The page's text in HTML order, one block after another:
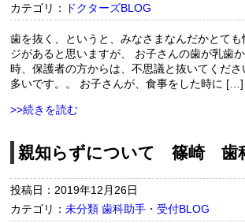
カテゴリ：
ドクターズBLOG
歯を抜く、というと、みなさまなんだかとて
ジがあると思いますが、 お子さんの歯が乳歯
時、保護者の方からは、不思議と抜いてくだ
多いです。。 お子さんが、食事をした時に […]
>>続きを読む
親知らずについて 篠崎 歯
投稿日：2019年12月26日
カテゴリ：未分類 歯科助手・受付BLOG